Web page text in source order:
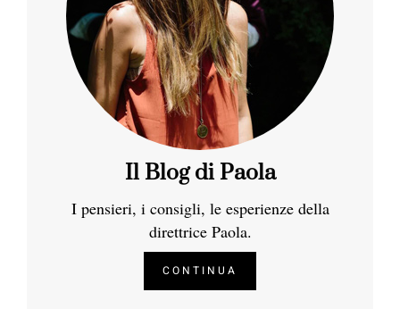
Il Blog di Paola
I pensieri, i consigli, le esperienze della
direttrice Paola.
CONTINUA